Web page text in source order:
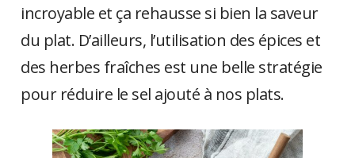
incroyable et ça rehausse si bien la saveur
du plat. D’ailleurs, l’utilisation des épices et
des herbes fraîches est une belle stratégie
pour réduire le sel ajouté à nos plats.